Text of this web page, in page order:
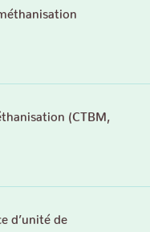
(CTBM,
d’unité de